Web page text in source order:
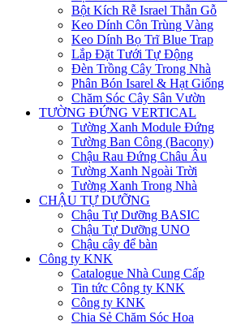
Bột Kích Rễ Israel Thẫn Gỗ
Keo Dính Côn Trùng Vàng
Keo Dính Bọ Trĩ Blue Trap
Lắp Đặt Tưới Tự Động
Đèn Trồng Cây Trong Nhà
Phân Bón Isarel & Hạt Giống
Chăm Sóc Cây Sân Vườn
TƯỜNG ĐỨNG VERTICAL
Tường Xanh Module Đứng
Tường Ban Công (Bacony)
Chậu Rau Đứng Châu Âu
Tường Xanh Ngoài Trời
Tường Xanh Trong Nhà
CHẬU TỰ DƯỠNG
Chậu Tự Dưỡng BASIC
Chậu Tự Dưỡng UNO
Chậu cây để bàn
Công ty KNK
Catalogue Nhà Cung Cấp
Tin tức Công ty KNK
Công ty KNK
Chia Sẻ Chăm Sóc Hoa